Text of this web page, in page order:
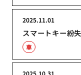
スマートキー紛
2025.11.01
車
2025.10.31